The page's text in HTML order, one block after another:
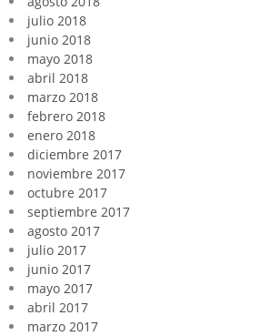
julio 2018
junio 2018
mayo 2018
abril 2018
marzo 2018
febrero 2018
enero 2018
diciembre 2017
noviembre 2017
octubre 2017
septiembre 2017
agosto 2017
julio 2017
junio 2017
mayo 2017
abril 2017
marzo 2017